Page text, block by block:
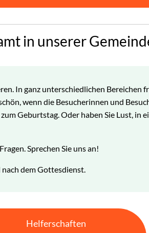
in unserer
In ganz unterschiedlichen
wenn die Besucherinnen und
Geburtstag. Oder haben Sie Lust, in
Sprechen Sie uns an!
dem Gottesdienst.
Helferschaften